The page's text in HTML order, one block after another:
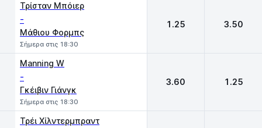
Τρίσταν Μπόιερ
-
Μάθιου Φορμπς
Σήμερα στις 18:30
1.25 3.50
Manning W
-
Γκέιβιν Γιάνγκ
Σήμερα στις 18:30
3.60 1.25
Τρέι Χίλντερμπραντ